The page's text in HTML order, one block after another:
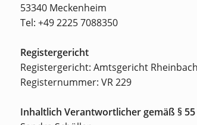
53340 Meckenheim
Tel: +49 2225 7088350
Registergericht
Registergericht: Amtsgericht Rheinbach
Registernummer: VR 229
Inhaltlich Verantwortlicher gemäß § 55